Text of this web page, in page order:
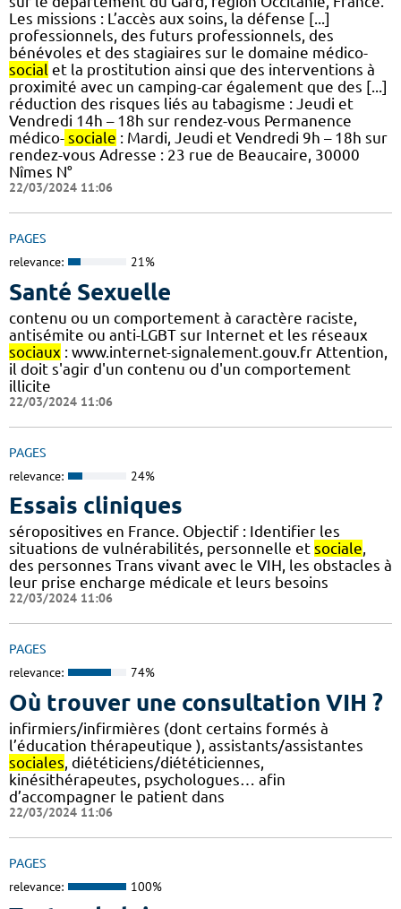
Les missions : L’accès aux soins, la défense [...]
professionnels, des futurs professionnels, des
bénévoles et des stagiaires sur le domaine médico-
social et la prostitution ainsi que des interventions à
proximité avec un camping-car également que des [...]
réduction des risques liés au tabagisme : Jeudi et
Vendredi 14h – 18h sur rendez-vous Permanence
médico- sociale : Mardi, Jeudi et Vendredi 9h – 18h sur
rendez-vous Adresse : 23 rue de Beaucaire, 30000
Nîmes N°
22/03/2024 11:06
PAGES
relevance: 21%
Santé Sexuelle
contenu ou un comportement à caractère raciste,
antisémite ou anti-LGBT sur Internet et les réseaux
sociaux : www.internet-signalement.gouv.fr Attention,
il doit s'agir d'un contenu ou d'un comportement
illicite
22/03/2024 11:06
PAGES
relevance: 24%
Essais cliniques
séropositives en France. Objectif : Identifier les
situations de vulnérabilités, personnelle et sociale,
des personnes Trans vivant avec le VIH, les obstacles à
leur prise encharge médicale et leurs besoins
22/03/2024 11:06
PAGES
relevance: 74%
Où trouver une consultation VIH ?
infirmiers/infirmières (dont certains formés à
l’éducation thérapeutique ), assistants/assistantes
sociales , diététiciens/diététiciennes,
kinésithérapeutes, psychologues… afin
d’accompagner le patient dans
22/03/2024 11:06
PAGES
relevance: 100%